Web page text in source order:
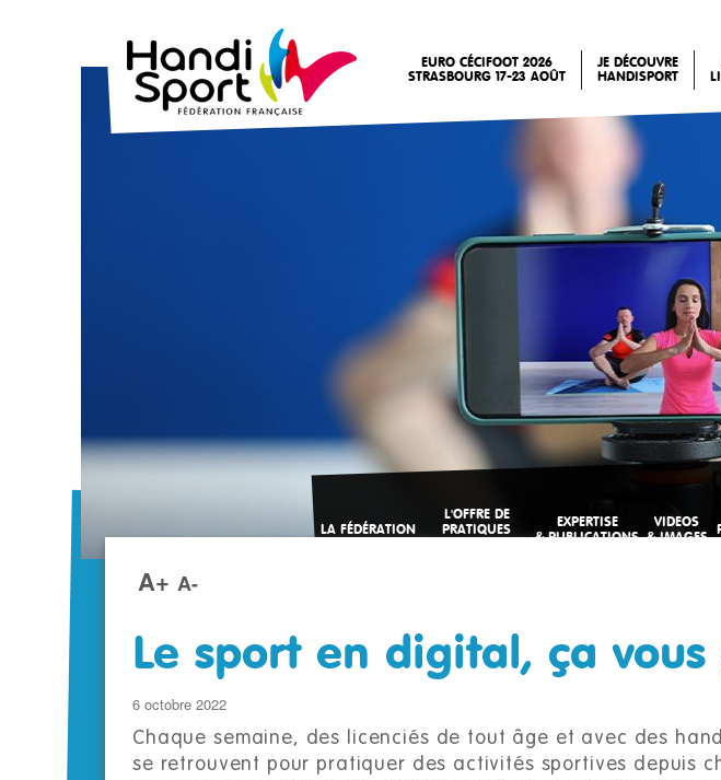
EURO CÉCIFOOT 2026
STRASBOURG 17-23 AOÛT
JE DÉCOUVRE
HANDISPORT
LA FÉDÉRATION
L'OFFRE DE
PRATIQUES
EXPERTISE
& PUBLICATIONS
VIDEOS
& IMAGES
A+ A-
Le sport en digital, ça vous
6 octobre 2022
Chaque semaine, des licenciés de tout âge et avec des
se retrouvent pour pratiquer des activités sportives depuis